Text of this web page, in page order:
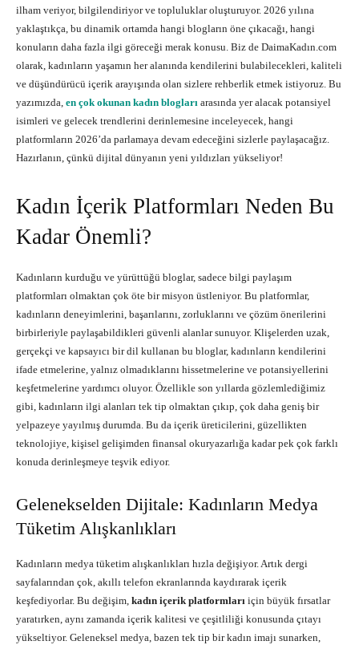
ilham veriyor, bilgilendiriyor ve topluluklar oluşturuyor. 2026 yılına
yaklaştıkça, bu dinamik ortamda hangi blogların öne çıkacağı, hangi
konuların daha fazla ilgi göreceği merak konusu. Biz de DaimaKadın.com
olarak, kadınların yaşamın her alanında kendilerini bulabilecekleri, kaliteli
ve düşündürücü içerik arayışında olan sizlere rehberlik etmek istiyoruz. Bu
yazımızda, en çok okunan kadın blogları arasında yer alacak potansiyel
isimleri ve gelecek trendlerini derinlemesine inceleyecek, hangi
platformların 2026’da parlamaya devam edeceğini sizlerle paylaşacağız.
Hazırlanın, çünkü dijital dünyanın yeni yıldızları yükseliyor!
Kadın İçerik Platformları Neden Bu
Kadar Önemli?
Kadınların kurduğu ve yürüttüğü bloglar, sadece bilgi paylaşım
platformları olmaktan çok öte bir misyon üstleniyor. Bu platformlar,
kadınların deneyimlerini, başarılarını, zorluklarını ve çözüm önerilerini
birbirleriyle paylaşabildikleri güvenli alanlar sunuyor. Klişelerden uzak,
gerçekçi ve kapsayıcı bir dil kullanan bu bloglar, kadınların kendilerini
ifade etmelerine, yalnız olmadıklarını hissetmelerine ve potansiyellerini
keşfetmelerine yardımcı oluyor. Özellikle son yıllarda gözlemlediğimiz
gibi, kadınların ilgi alanları tek tip olmaktan çıkıp, çok daha geniş bir
yelpazeye yayılmış durumda. Bu da içerik üreticilerini, güzellikten
teknolojiye, kişisel gelişimden finansal okuryazarlığa kadar pek çok farklı
konuda derinleşmeye teşvik ediyor.
Gelenekselden Dijitale: Kadınların Medya
Tüketim Alışkanlıkları
Kadınların medya tüketim alışkanlıkları hızla değişiyor. Artık dergi
sayfalarından çok, akıllı telefon ekranlarında kaydırarak içerik
keşfediyorlar. Bu değişim, kadın içerik platformları için büyük fırsatlar
yaratırken, aynı zamanda içerik kalitesi ve çeşitliliği konusunda çıtayı
yükseltiyor. Geleneksel medya, bazen tek tip bir kadın imajı sunarken,